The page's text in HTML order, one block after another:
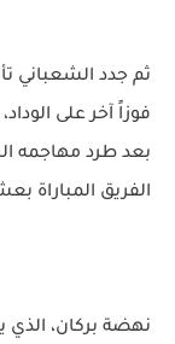
ثم جدد الشعباني
فوزاً آخر على
بعد طرد مهاجمه
الفريق المباراة
نهضة بركان، الذي